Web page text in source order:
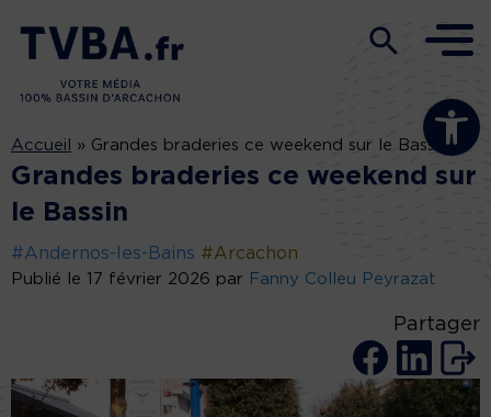
Ouvrir la
Accueil » Grandes braderies ce weekend sur le Bassin
Grandes braderies ce weekend sur
le Bassin
#Andernos-les-Bains #Arcachon
Publié le 17 février 2026 par Fanny Colleu Peyrazat
Partager